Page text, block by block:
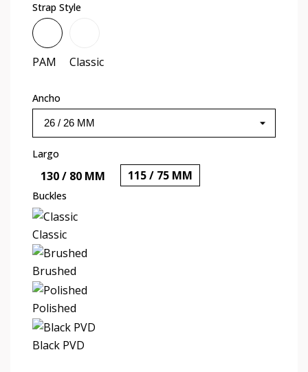
Strap Style
PAM
PAM Classic
Ancho
Largo
130 / 80 MM 115 / 75 MM
Buckles
Classic
Brushed
Polished
Black PVD